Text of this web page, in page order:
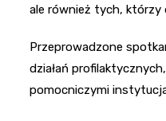
ale również tych, którzy
Przeprowadzone
działań
pomocniczymi